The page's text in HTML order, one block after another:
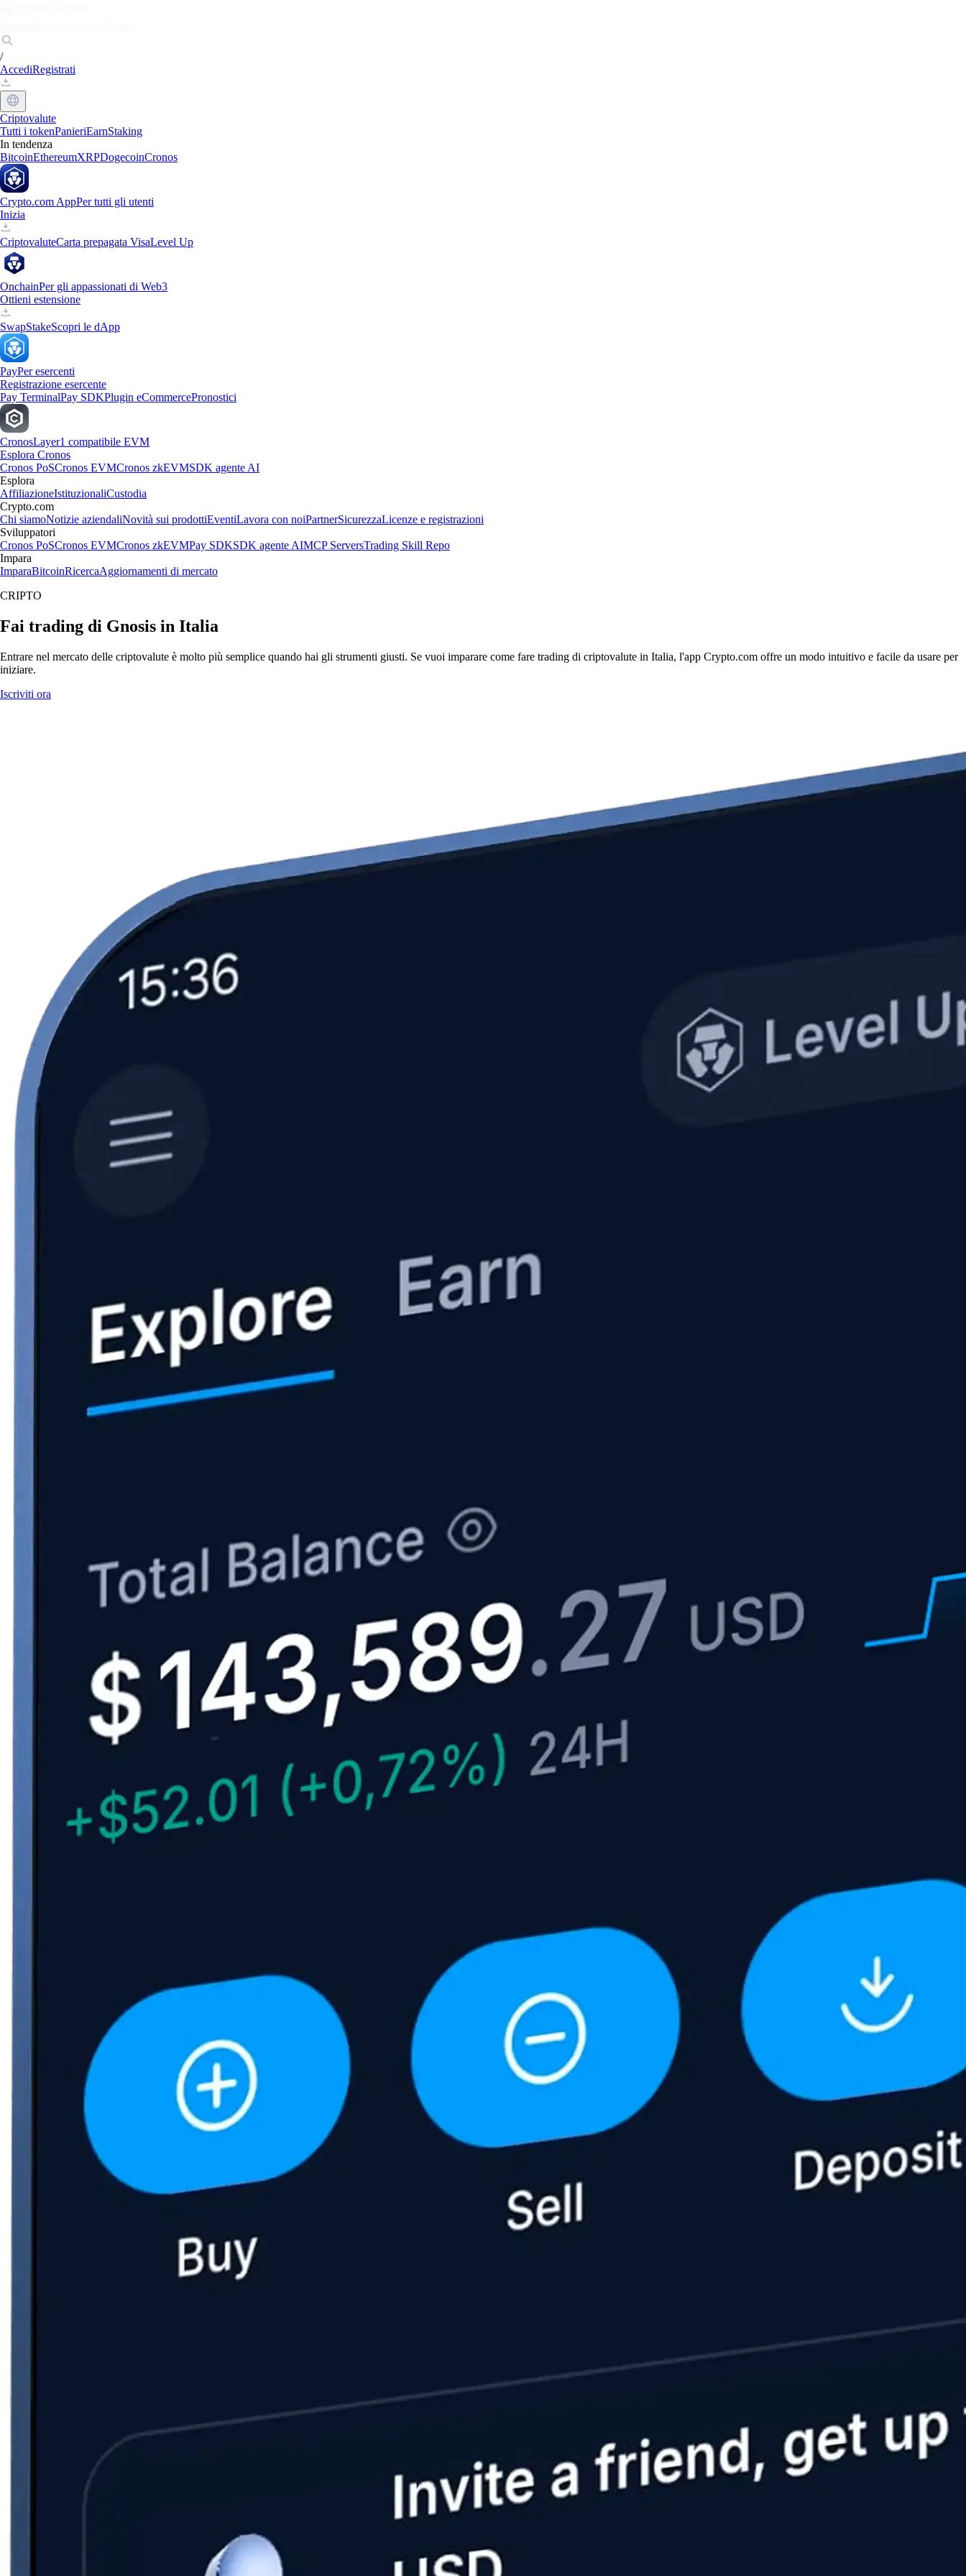
/
AccediRegistrati
Criptovalute
Tutti i tokenPanieriEarnStaking
In tendenza
BitcoinEthereumXRPDogecoinCronos
Crypto.com AppPer tutti gli utenti
Inizia
CriptovaluteCarta prepagata VisaLevel Up
OnchainPer gli appassionati di Web3
Ottieni estensione
SwapStakeScopri le dApp
PayPer esercenti
Registrazione esercente
Pay TerminalPay SDKPlugin eCommercePronostici
CronosLayer1 compatibile EVM
Esplora Cronos
Cronos PoSCronos EVMCronos zkEVMSDK agente AI
Esplora
AffiliazioneIstituzionaliCustodia
Crypto.com
Chi siamoNotizie aziendaliNovità sui prodottiEventiLavora con noiPartnerSicurezzaLicenze e registrazioni
Sviluppatori
Cronos PoSCronos EVMCronos zkEVMPay SDKSDK agente AIMCP ServersTrading Skill Repo
Impara
ImparaBitcoinRicercaAggiornamenti di mercato
CRIPTO
Fai trading di Gnosis in Italia
Entrare nel mercato delle criptovalute è molto più semplice quando hai gli strumenti giusti. Se vuoi imparare come fare trading di criptovalute in Italia, l'app Crypto.com offre un modo intuitivo e facile da usare per
iniziare.
Iscriviti ora